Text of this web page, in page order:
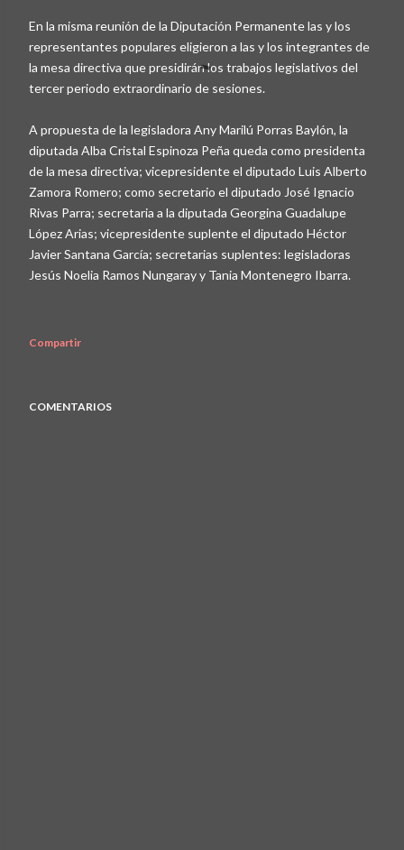
En la misma reunión de la Diputación Permanente las y los
representantes populares eligieron a las y los integrantes de
la mesa directiva que presidirán los trabajos legislativos del
tercer periodo extraordinario de sesiones.
A propuesta de la legisladora Any Marilú Porras Baylón, la
diputada Alba Cristal Espinoza Peña queda como presidenta
de la mesa directiva; vicepresidente el diputado Luis Alberto
Zamora Romero; como secretario el diputado José Ignacio
Rivas Parra; secretaria a la diputada Georgina Guadalupe
López Arias; vicepresidente suplente el diputado Héctor
Javier Santana García; secretarias suplentes: legisladoras
Jesús Noelia Ramos Nungaray y Tania Montenegro Ibarra.
Compartir
COMENTARIOS